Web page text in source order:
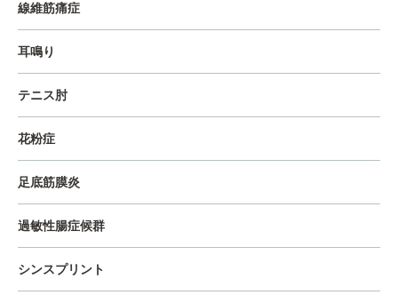
線維筋痛症
耳鳴り
テニス肘
花粉症
足底筋膜炎
過敏性腸症候群
シンスプリント